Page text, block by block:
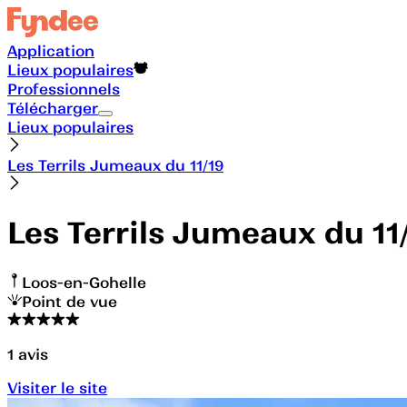
Application
Lieux populaires
Professionnels
Télécharger
Lieux populaires
Les Terrils Jumeaux du 11/19
Les Terrils Jumeaux du
Loos-en-Gohelle
Point de vue
1 avis
Visiter le site